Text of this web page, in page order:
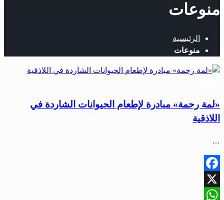
منوعات
الرئيسية
منوعات
«لمة رحمة» مبادرة لإطعام الحيوانات الشاردة في
اللاذقية
…
Facebook
X